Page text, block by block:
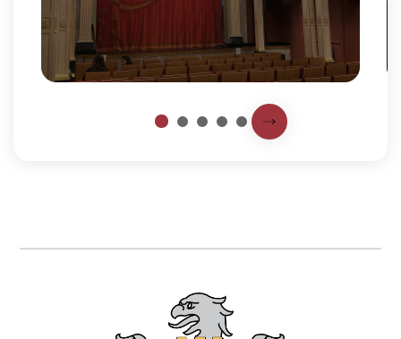
Prochaine slide
1 2 3 4 5